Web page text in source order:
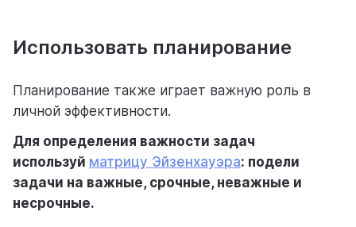
Использовать планирование
Планирование также играет важную роль в
личной эффективности.
Для определения важности задач
используй матрицу Эйзенхауэра: подели
задачи на важные, срочные, неважные и
несрочные.